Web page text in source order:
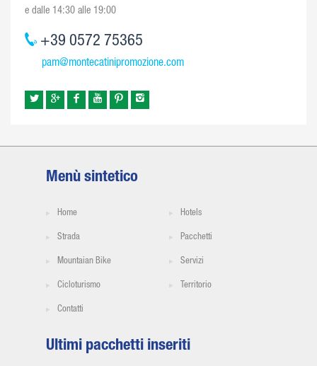
e dalle 14:30 alle 19:00
+39 0572 75365
pam@montecatinipromozione.com
Menù sintetico
Home Hotels
Strada Pacchetti
Mountaian Bike Servizi
Cicloturismo Territorio
Contatti
Ultimi pacchetti inseriti